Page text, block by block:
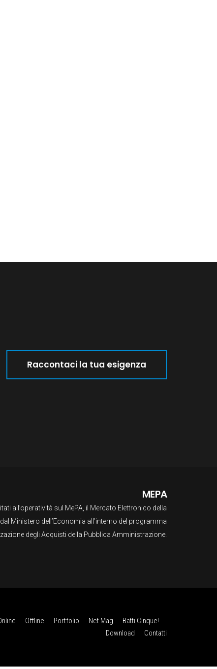
Raccontaci la tua esigenza
MEPA
all’operatività sul MePA, il Mercato Elettronico della
Ministero dell’Economia all’interno del programma
degli Acquisti della Pubblica Amministrazione.
Offline Portfolio Net Mag
Batti Cinque!
Download
Contatti